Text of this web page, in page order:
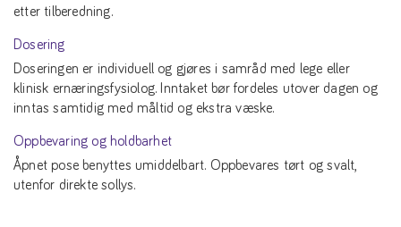
etter tilberedning.
Dosering
Doseringen er individuell og gjøres i samråd med lege eller
klinisk ernæringsfysiolog. Inntaket bør fordeles utover dagen og
inntas samtidig med måltid og ekstra væske.
Oppbevaring og holdbarhet
Åpnet pose benyttes umiddelbart. Oppbevares tørt og svalt,
utenfor direkte sollys.